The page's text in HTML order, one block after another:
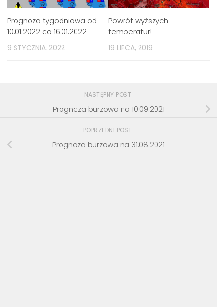
Prognoza tygodniowa od
10.01.2022 do 16.01.2022
9 STYCZNIA, 2022
Powrót wyższych
temperatur!
19 LIPCA, 2019
NASTĘPNY POST
Prognoza burzowa na 10.09.2021
POPRZEDNI POST
Prognoza burzowa na 31.08.2021